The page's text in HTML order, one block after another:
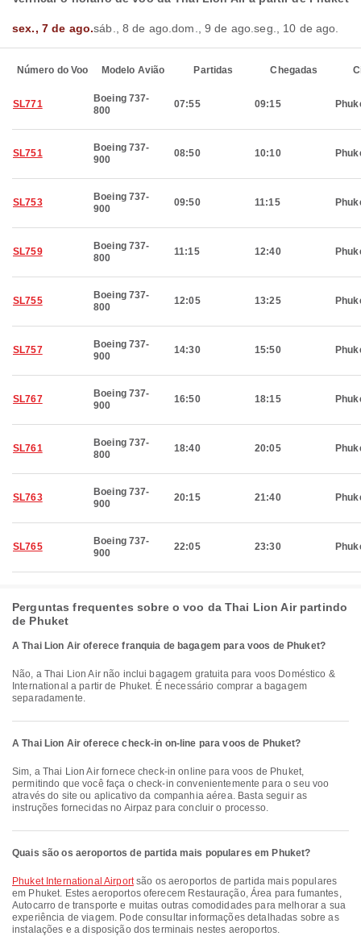
sex., 7 de ago.sáb., 8 de ago.dom., 9 de ago.seg., 10 de ago.
Número do Voo Modelo Avião Partidas Chegadas
SL771
Boeing 737-
800
07:55 09:15
SL751
Boeing 737-
900
08:50 10:10
SL753
Boeing 737-
900
09:50 11:15
SL759
Boeing 737-
800
11:15 12:40
SL755
Boeing 737-
800
12:05 13:25
SL757
Boeing 737-
900
14:30 15:50
SL767
Boeing 737-
900
16:50 18:15
SL761
Boeing 737-
800
18:40 20:05
SL763
Boeing 737-
900
20:15 21:40
SL765
Boeing 737-
900
22:05 23:30
Perguntas frequentes sobre o voo da Thai Lion Air partindo
de Phuket
A Thai Lion Air oferece franquia de bagagem para voos de Phuket?
Não, a Thai Lion Air não inclui bagagem gratuita para voos Doméstico &
International a partir de Phuket. É necessário comprar a bagagem
separadamente.
A Thai Lion Air oferece check-in on-line para voos de Phuket?
Sim, a Thai Lion Air fornece check-in online para voos de Phuket,
permitindo que você faça o check-in convenientemente para o seu voo
através do site ou aplicativo da companhia aérea. Basta seguir as
instruções fornecidas no Airpaz para concluir o processo.
Quais são os aeroportos de partida mais populares em Phuket?
Phuket International Airportsão os aeroportos de partida mais populares
em Phuket. Estes aeroportos oferecem Restauração, Área para fumantes,
Autocarro de transporte e muitas outras comodidades para melhorar a sua
experiência de viagem. Pode consultar informações detalhadas sobre as
instalações e a disposição dos terminais nestes aeroportos.